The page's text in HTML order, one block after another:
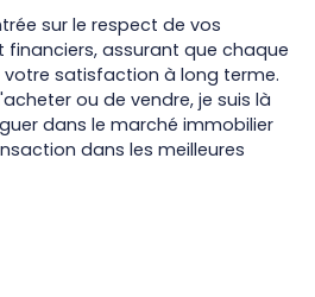
sur le respect de vos
assurant que chaque
satisfaction à long terme.
ou de vendre, je suis là
dans le marché immobilier
dans les meilleures